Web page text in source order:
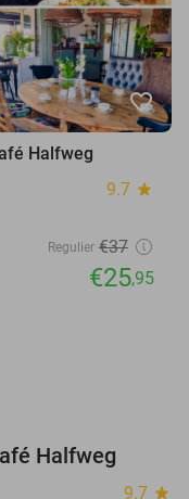
favorite_border
Halfweg
9.7 star
Regulier €37
€25,95
Halfweg
9.7 star